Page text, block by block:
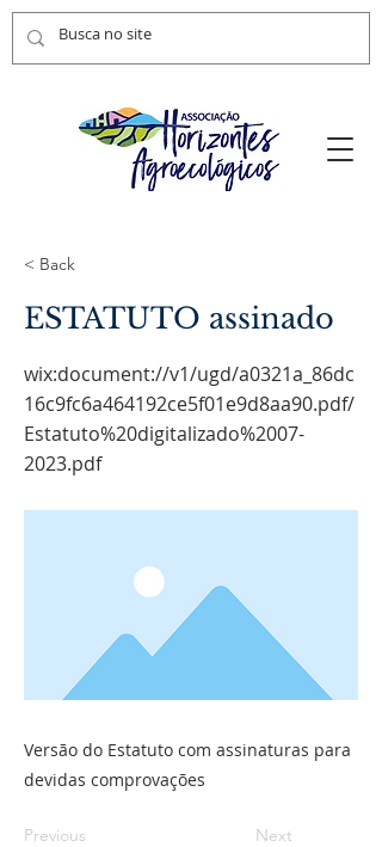
< Back
ESTATUTO assinado
wix:document://v1/ugd/a0321a_86dc
16c9fc6a464192ce5f01e9d8aa90.pdf/
Estatuto%20digitalizado%2007-
2023.pdf
Versão do Estatuto com assinaturas para
devidas comprovações
Previous Next